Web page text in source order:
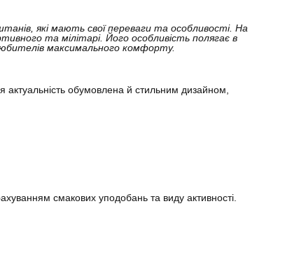
які мають свої переваги та особливості. На
та мілітарі. Його особливість полягає в
максимального комфорту.
актуальність обумовлена ​​й стильним дизайном,
смакових уподобань та виду активності.